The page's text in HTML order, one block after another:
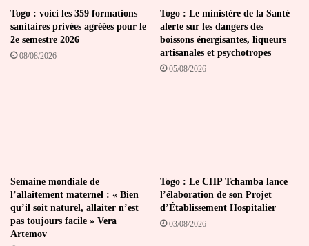
Togo : voici les 359 formations
sanitaires privées agréées pour le
2e semestre 2026
08/08/2026
Togo : Le ministère de la Santé
alerte sur les dangers des
boissons énergisantes, liqueurs
artisanales et psychotropes
05/08/2026
Semaine mondiale de
l’allaitement maternel : « Bien
qu’il soit naturel, allaiter n’est
pas toujours facile » Vera
Artemov
Togo : Le CHP Tchamba lance
l’élaboration de son Projet
d’Établissement Hospitalier
03/08/2026